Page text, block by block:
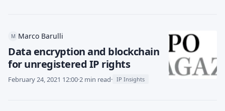
M Marco Barulli
Data encryption and blockchain
for unregistered IP rights
February 24, 2021 12:00·2 min read· IP Insights